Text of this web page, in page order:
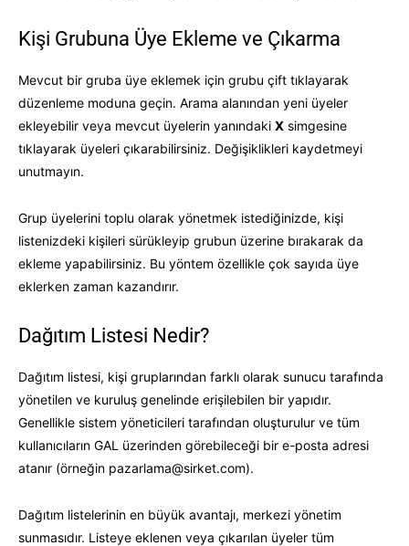
Kişi Grubuna Üye Ekleme ve Çıkarma
Mevcut bir gruba üye eklemek için grubu çift tıklayarak
düzenleme moduna geçin. Arama alanından yeni üyeler
ekleyebilir veya mevcut üyelerin yanındaki X simgesine
tıklayarak üyeleri çıkarabilirsiniz. Değişiklikleri kaydetmeyi
unutmayın.
Grup üyelerini toplu olarak yönetmek istediğinizde, kişi
listenizdeki kişileri sürükleyip grubun üzerine bırakarak da
ekleme yapabilirsiniz. Bu yöntem özellikle çok sayıda üye
eklerken zaman kazandırır.
Dağıtım Listesi Nedir?
Dağıtım listesi, kişi gruplarından farklı olarak sunucu tarafında
yönetilen ve kuruluş genelinde erişilebilen bir yapıdır.
Genellikle sistem yöneticileri tarafından oluşturulur ve tüm
kullanıcıların GAL üzerinden görebileceği bir e-posta adresi
atanır (örneğin pazarlama@sirket.com).
Dağıtım listelerinin en büyük avantajı, merkezi yönetim
sunmasıdır. Listeye eklenen veya çıkarılan üyeler tüm